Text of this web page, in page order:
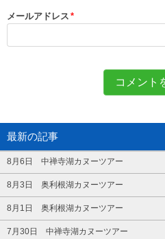
メールアドレス *
最新の記事
8月6日 中禅寺湖カヌーツアー
8月3日 奥利根湖カヌーツアー
8月1日 奥利根湖カヌーツアー
7月30日 中禅寺湖カヌーツアー